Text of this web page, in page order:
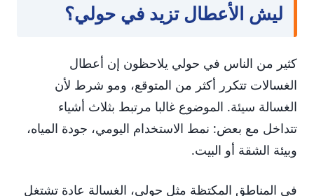
ليش الأعطال تزيد في حولي؟
كثير من الناس في حولي يلاحظون إن أعطال
الغسالات تتكرر أكثر من المتوقع، ومو شرط لأن
الغسالة سيئة. الموضوع غالبا مرتبط بثلاث أشياء
تتداخل مع بعض: نمط الاستخدام اليومي، جودة المياه،
وبيئة الشقة أو البيت.
في المناطق المكتظة مثل حولي، الغسالة عادة تشتغل